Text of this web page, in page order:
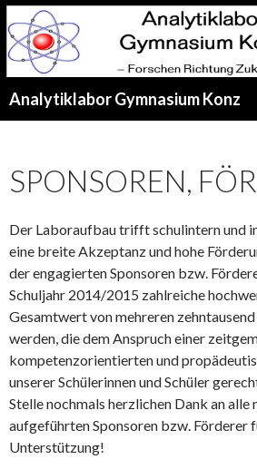
Analytiklabor Gymnasium Konz
SPONSOREN,
Der Laboraufbau trifft schulintern und
eine breite Akzeptanz und hohe
der engagierten Sponsoren bzw.
Schuljahr 2014/2015 zahlreiche
Gesamtwert von mehreren
werden, die dem Anspruch einer
kompetenzorientierten und
unserer Schülerinnen und Schüler
Stelle nochmals herzlichen Dank an alle
aufgeführten Sponsoren bzw. Förderer
Unterstützung!